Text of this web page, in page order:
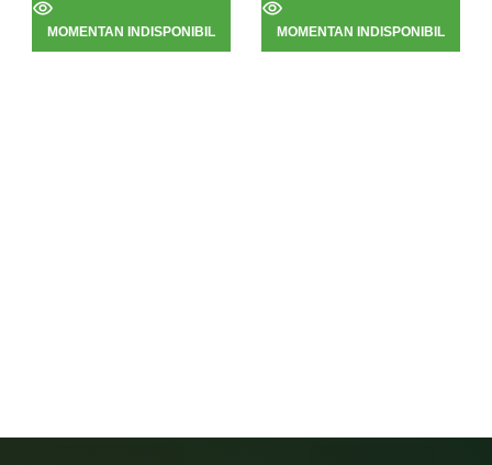
MOMENTAN INDISPONIBIL MOMENTAN INDISPONIBIL